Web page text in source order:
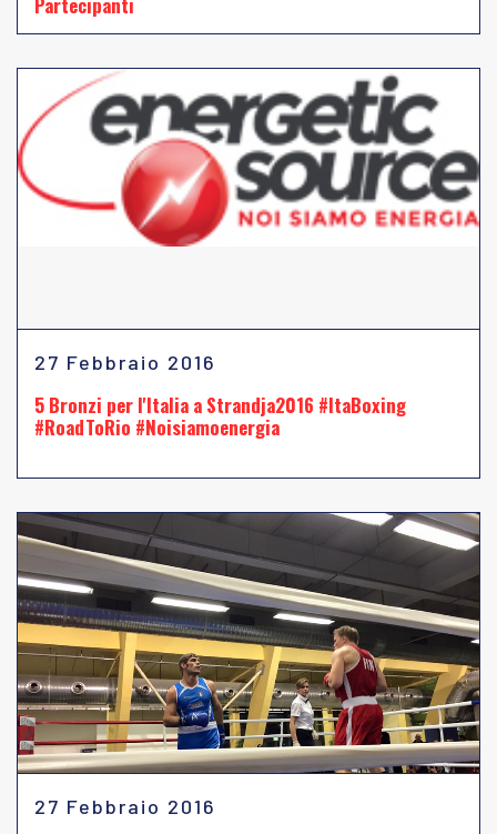
27 Febbraio 2016
5 Bronzi per l'Italia a Strandja2016 #ItaBoxing
#RoadToRio #Noisiamoenergia
27 Febbraio 2016